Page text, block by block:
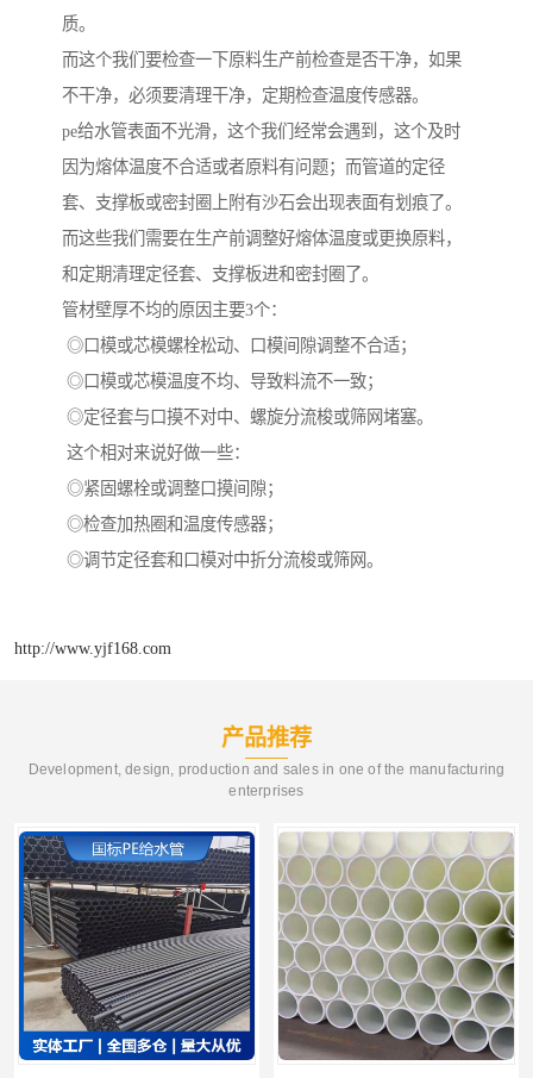
质。
而这个我们要检查一下原料生产前检查是否干净，如果
不干净，必须要清理干净，定期检查温度传感器。
pe给水管表面不光滑，这个我们经常会遇到，这个及时
因为熔体温度不合适或者原料有问题；而管道的定径
套、支撑板或密封圈上附有沙石会出现表面有划痕了。
而这些我们需要在生产前调整好熔体温度或更换原料，
和定期清理定径套、支撑板进和密封圈了。
管材壁厚不均的原因主要3个：
◎口模或芯模螺栓松动、口模间隙调整不合适；
◎口模或芯模温度不均、导致料流不一致；
◎定径套与口摸不对中、螺旋分流梭或筛网堵塞。
这个相对来说好做一些：
◎紧固螺栓或调整口摸间隙；
◎检查加热圈和温度传感器；
◎调节定径套和口模对中折分流梭或筛网。
http://www.yjf168.com
产品推荐
Development, design, production and sales in one of the manufacturing
enterprises